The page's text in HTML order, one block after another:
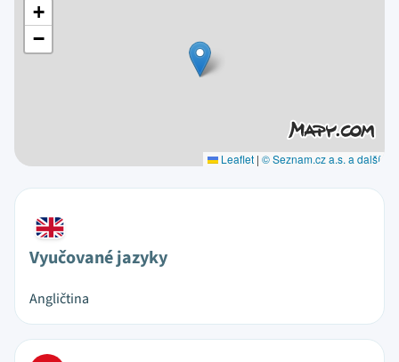
+
−
Leaflet | © Seznam.cz a.s. a další
Vyučované jazyky
Angličtina